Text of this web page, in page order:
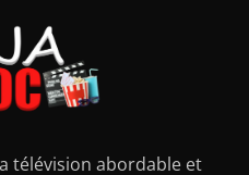
télévision abordable et